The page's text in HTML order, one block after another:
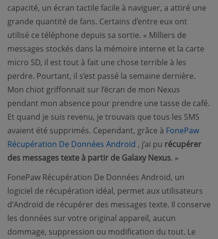
capacité, un écran tactile facile à naviguer, a attiré une
grande quantité de fans. Certains d’entre eux ont
utilisé ce téléphone depuis sa sortie. « Milliers de
messages stockés dans la mémoire interne et la carte
micro SD, il est tout à fait une chose terrible à les
perdre. Pourtant, il s’est passé la semaine dernière.
Mon chiot griffonnait sur l’écran de mon Nexus
pendant mon absence pour prendre une tasse de café.
Et quand je suis revenu, je trouvais que tous les SMS
avaient été supprimés. Cependant, grâce à FonePaw
Récupération De Données Android (opens new window)
, j’ai pu récupérer
des messages texte à partir de Galaxy Nexus. »
FonePaw Récupération De Données Android, un
logiciel de récupération idéal, permet aux utilisateurs
d'Android de récupérer des messages texte. Il conserve
les données sur votre original appareil, aucun
dommage, suppression ou modification du tout. Le